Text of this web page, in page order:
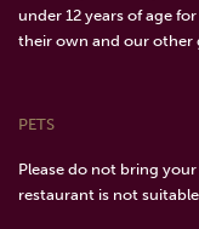
under 12 years of age
their own and our other
PETS
Please do not bring
restaurant is not